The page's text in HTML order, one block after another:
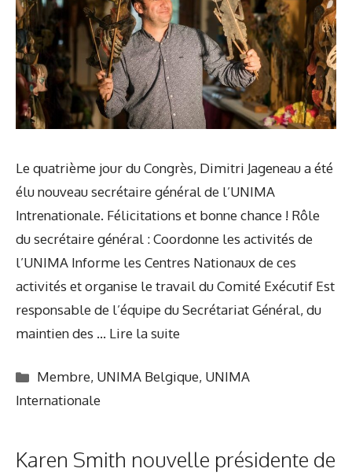
Le quatrième jour du Congrès, Dimitri Jageneau a été
élu nouveau secrétaire général de l’UNIMA
Intrenationale. Félicitations et bonne chance ! Rôle
du secrétaire général : Coordonne les activités de
l’UNIMA Informe les Centres Nationaux de ces
activités et organise le travail du Comité Exécutif Est
responsable de l’équipe du Secrétariat Général, du
maintien des … Lire la suite
Catégories
Membre, UNIMA Belgique, UNIMA
Internationale
Karen Smith nouvelle présidente de